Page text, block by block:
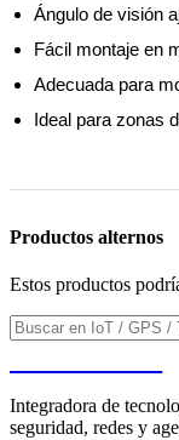
Ángulo de visión
Fácil montaje en
Adecuada para
Ideal para zonas
Productos alternos
Estos productos
Integradora de
seguridad, redes y